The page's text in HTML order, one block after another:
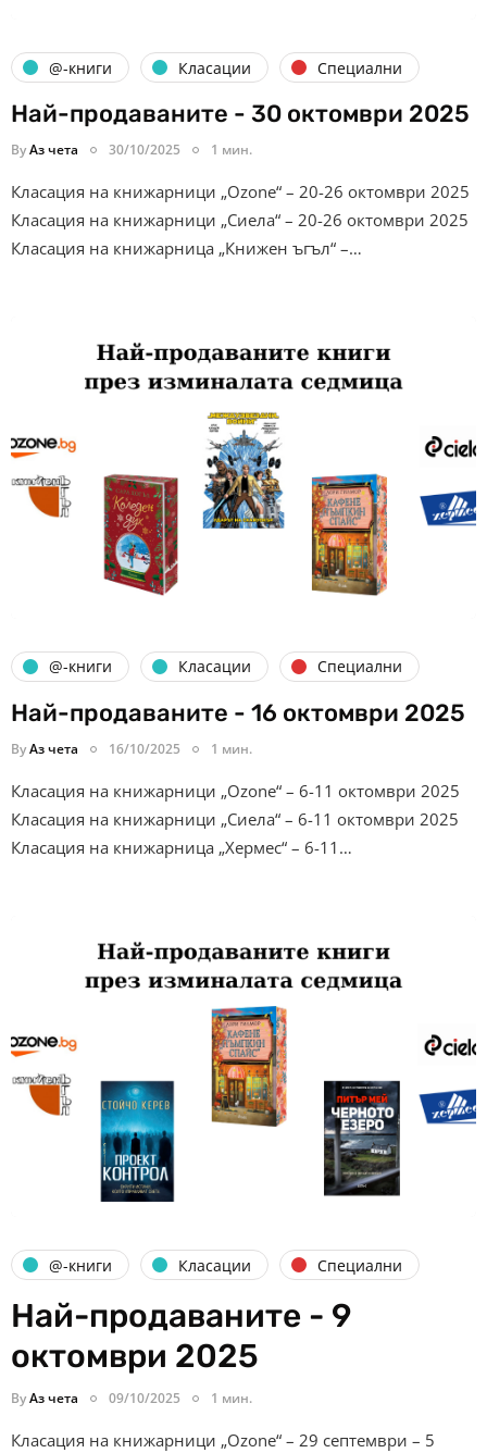
@-книги Класации Специални
Най-продаваните - 30 октомври 2025
ByАз чета 30/10/2025 1 мин.
Класация на книжарници „Ozone“ – 20-26 октомври 2025
Класация на книжарници „Сиела“ – 20-26 октомври 2025
Класация на книжарница „Книжен ъгъл“ –…
@-книги Класации Специални
Най-продаваните - 16 октомври 2025
ByАз чета 16/10/2025 1 мин.
Класация на книжарници „Ozone“ – 6-11 октомври 2025
Класация на книжарници „Сиела“ – 6-11 октомври 2025
Класация на книжарница „Хермес“ – 6-11…
@-книги Класации Специални
Най-продаваните - 9
октомври 2025
ByАз чета 09/10/2025 1 мин.
Класация на книжарници „Ozone“ – 29 септември – 5